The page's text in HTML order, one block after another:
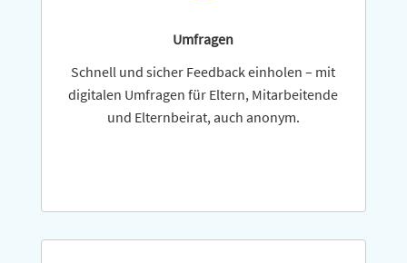
Umfragen
Schnell und sicher Feedback einholen – mit
digi­talen Umfragen für Eltern, Mitarbeitende
und Elternbeirat, auch anonym.